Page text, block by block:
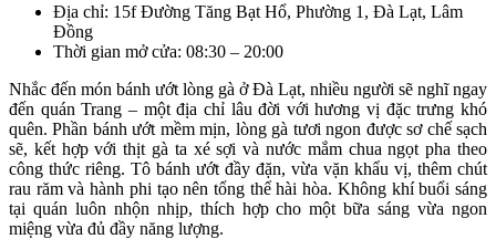
Địa chỉ: 15f Đường Tăng Bạt Hổ, Phường 1, Đà Lạt, Lâm
Đồng
Thời gian mở cửa: 08:30 – 20:00
Nhắc đến món bánh ướt lòng gà ở Đà Lạt, nhiều người sẽ nghĩ ngay
đến quán Trang – một địa chỉ lâu đời với hương vị đặc trưng khó
quên. Phần bánh ướt mềm mịn, lòng gà tươi ngon được sơ chế sạch
sẽ, kết hợp với thịt gà ta xé sợi và nước mắm chua ngọt pha theo
công thức riêng. Tô bánh ướt đầy đặn, vừa vặn khẩu vị, thêm chút
rau răm và hành phi tạo nên tổng thể hài hòa. Không khí buổi sáng
tại quán luôn nhộn nhịp, thích hợp cho một bữa sáng vừa ngon
miệng vừa đủ đầy năng lượng.